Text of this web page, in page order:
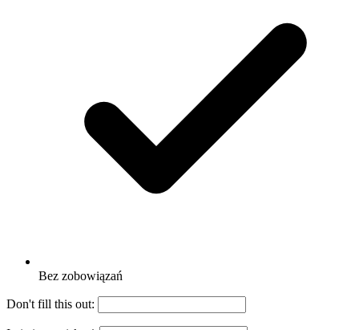
Bez zobowiązań
Don't fill this out: